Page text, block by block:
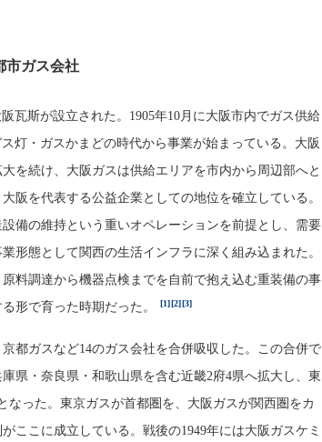
市ガス会社
瓦斯が設立された。1905年10月に大阪市内でガス供給
灯・ガスかまどの時代から事業が始まっている。大阪
を続け、大阪ガスは供給エリアを市内から周辺部へと
阪を代表する公益企業としての地位を確立している。
備の維持という重いオペレーションを前提とし、需要
形態として関西の生活インフラに深く組み込まれた。
料調達から機器点検までを自前で抱え込む重装備の事
形で育った時期だった。
[1][2][3]
都ガスなど14のガス会社を合併吸収した。この合併で
県・奈良県・和歌山県を含む近畿2府4県へ拡大し、東
なった。東京ガスが首都圏を、大阪ガスが関西圏をカ
ここに成立している。戦後の1949年には大阪ガスケミ